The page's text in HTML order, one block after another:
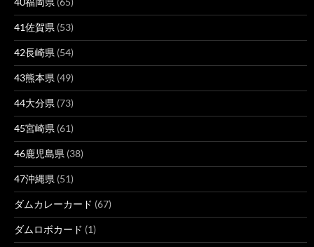
41佐賀県 (53)
42長崎県 (54)
43熊本県 (49)
44大分県 (73)
45宮崎県 (61)
46鹿児島県 (38)
47沖縄県 (51)
ダムカレーカード (67)
ダムロボカード (1)